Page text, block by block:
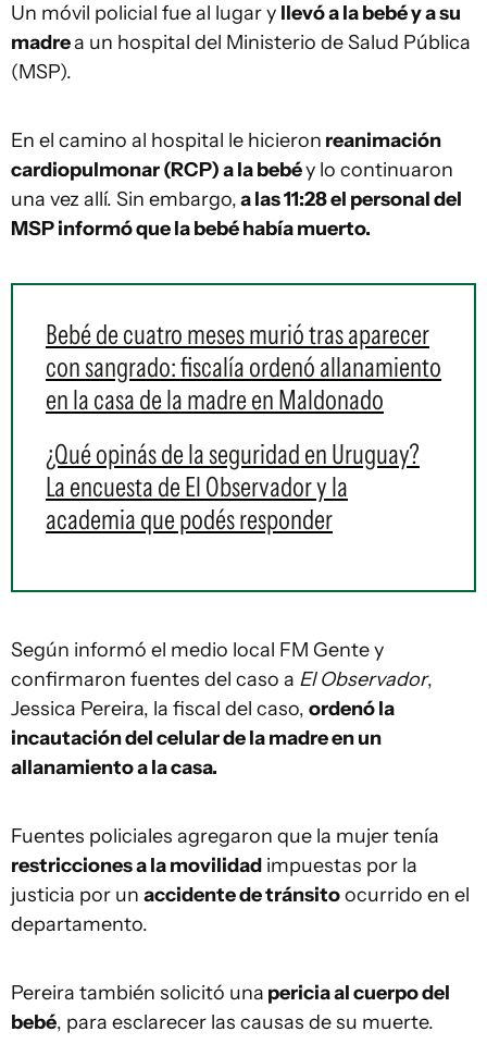
Un móvil policial fue al lugar y llevó a la bebé y a su
madrea un hospital del Ministerio de Salud Pública
(MSP).
En el camino al hospital le hicieron reanimación
cardiopulmonar (RCP) a la bebéy lo continuaron
una vez allí. Sin embargo,a las 11:28 el personal del
MSP informó que la bebé había muerto.
Bebé de cuatro meses murió tras aparecer
con sangrado: fiscalía ordenó allanamiento
en la casa de la madre en Maldonado
¿Qué opinás de la seguridad en Uruguay?
La encuesta de El Observador y la
academia que podés responder
Según informó el medio local FM Gente y
confirmaron fuentes del caso a El Observador,
Jessica Pereira, la fiscal del caso, ordenó la
incautación del celular de la madre en un
allanamiento a la casa.
Fuentes policiales agregaron que la mujer tenía
restricciones a la movilidad impuestas por la
justicia por un accidente de tránsitoocurrido en el
departamento.
Pereira también solicitó una pericia al cuerpo del
bebé, para esclarecer las causas de su muerte.